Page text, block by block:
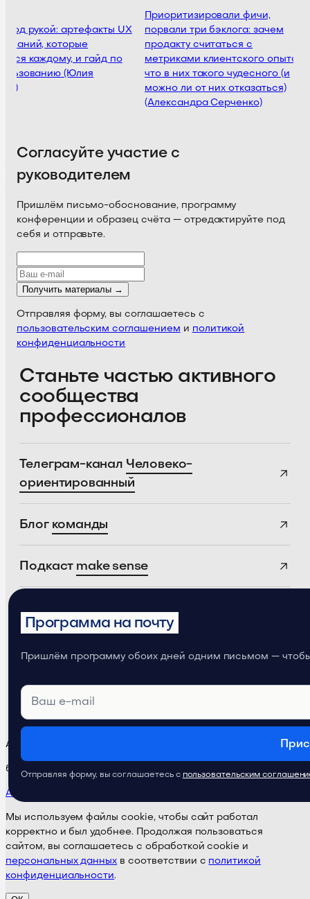
под рукой: артефакты UX
которые
каждому, и гайд по
(Юлия
Приоритизировали фичи,
порвали три бэклога: зачем
продакту считаться с
метриками клиентского опыта и
что в них такого чудесного (и
можно ли от них отказаться)
(Александра Серченко)
Согласуйте участие с
руководителем
Пришлём письмо-обоснование, программу
конференции и образец счёта — отредактируйте под
себя и отправьте.
Получить материалы →
Отправляя форму, вы соглашаетесь с
пользовательским соглашением и политикой
конфиденциальности
Станьте частью активного
сообщества
профессионалов
Телеграм-канал Человеко-
ориентированный
Блог команды
Подкаст make sense
Телеграм-канал
Продуктовое
Академия ProductSense
бета-версия · Поддержка:
Академия
Мы используем файлы cookie, чтобы сайт работал
корректно и был удобнее. Продолжая пользоваться
сайтом, вы соглашаетесь с обработкой cookie и
персональных данных в соответствии с политикой
конфиденциальности.
Программа на почту
Пришлём программу обоих дней одним письмом —
Отправляя форму, вы соглашаетесь с пользовательским